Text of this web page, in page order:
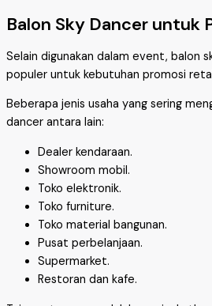
Balon Sky Dancer untuk
Selain digunakan dalam event, balon
populer untuk kebutuhan promosi
Beberapa jenis usaha yang sering
dancer antara lain:
Dealer kendaraan.
Showroom mobil.
Toko elektronik.
Toko furniture.
Toko material bangunan.
Pusat perbelanjaan.
Supermarket.
Restoran dan kafe.